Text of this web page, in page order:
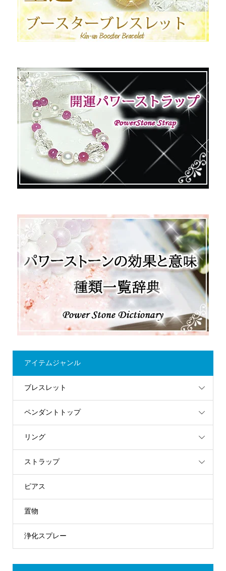
アイテムジャンル
ブレスレット
ペンダントトップ
リング
ストラップ
ピアス
置物
浄化スプレー